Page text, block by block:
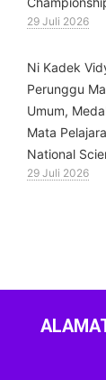
29 Juli 2026
⁠Ni Kadek
Perunggu
Umum,
Mata
National
29 Juli 2026